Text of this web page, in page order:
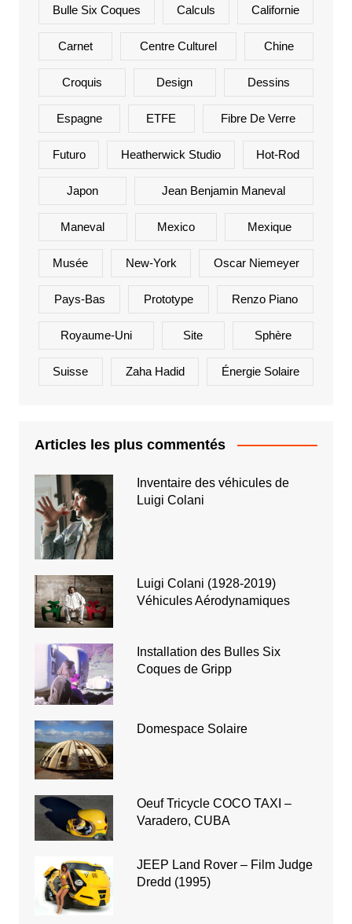
Bulle Six Coques Calculs Californie
Carnet Centre Culturel Chine
Croquis Design Dessins
Espagne ETFE Fibre De Verre
Futuro Heatherwick Studio Hot-Rod
Japon Jean Benjamin Maneval
Maneval Mexico Mexique
Musée New-York Oscar Niemeyer
Pays-Bas Prototype Renzo Piano
Royaume-Uni Site Sphère
Suisse Zaha Hadid Énergie Solaire
Articles les plus commentés
Inventaire des véhicules de
Luigi Colani
Luigi Colani (1928-2019)
Véhicules Aérodynamiques
Installation des Bulles Six
Coques de Gripp
Domespace Solaire
Oeuf Tricycle COCO TAXI –
Varadero, CUBA
JEEP Land Rover – Film Judge
Dredd (1995)